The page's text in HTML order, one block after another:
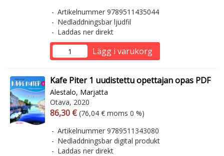
Artikelnummer 9789511435044
Nedladdningsbar ljudfil
Laddas ner direkt
Lägg i varukorg
Kafe Piter 1 uudistettu opettajan opas PDF
Alestalo, Marjatta
Otava, 2020
Arvonlisäverollinen hinta
86,30 € Arvonlisäveroton hinta
(76,04 € moms 0 %)
Artikelnummer 9789511343080
Nedladdningsbar digital produkt
Laddas ner direkt